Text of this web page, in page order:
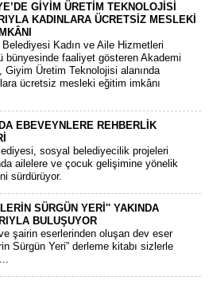
GİYİM ÜRETİM TEKNOLOJİSİ
KADINLARA ÜCRETSİZ MESLEKİ
Kadın ve Aile Hizmetleri
bünyesinde faaliyet gösteren Akademi
Giyim Üretim Teknolojisi alanında
ücretsiz mesleki eğitim imkânı
EBEVEYNLERE REHBERLİK
sosyal belediyecilik projeleri
ailelere ve çocuk gelişimine yönelik
sürdürüyor.
SÜRGÜN YERİ'' YAKINDA
BULUŞUYOR
şairin eserlerinden oluşan dev eser
Sürgün Yeri” derleme kitabı sizlerle